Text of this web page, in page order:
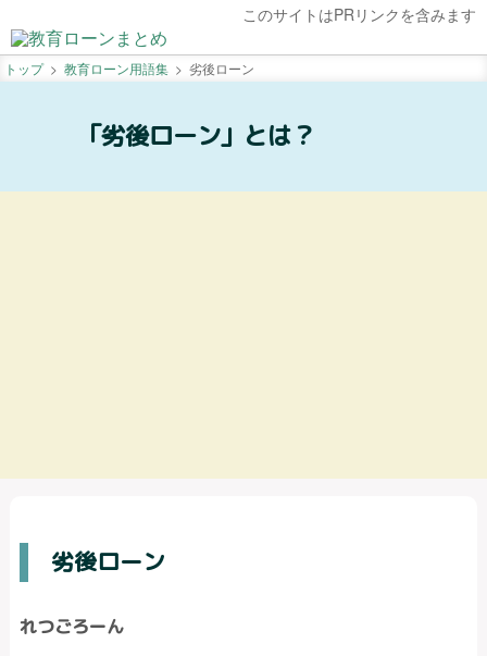
このサイトはPRリンクを含みます
トップ 教育ローン用語集 劣後ローン
「劣後ローン」とは？
劣後ローン
れつごろーん